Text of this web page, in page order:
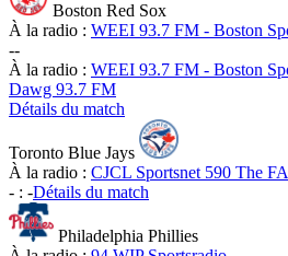
Boston Red Sox
À la radio : WEEI 93.7 FM - Boston
--
À la radio : WEEI 93.7 FM - Boston
Dawg 93.7 FM
Détails du match
Toronto Blue Jays
À la radio : CJCL Sportsnet 590 The
- : -Détails du match
Philadelphia Phillies